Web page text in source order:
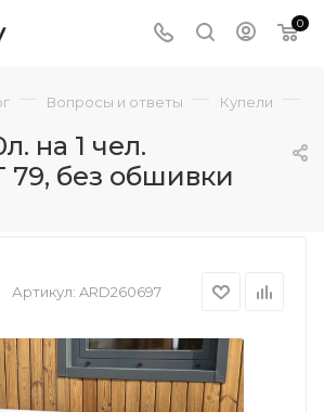
0
— Вопросы и ответы — Купели —
на 1 чел.
79, без обшивки
Артикул: ARD260697